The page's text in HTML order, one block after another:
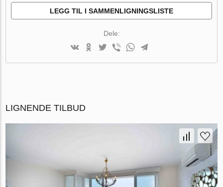
LEGG TIL I SAMMENLIGNINGSLISTE
Dele:
LIGNENDE TILBUD